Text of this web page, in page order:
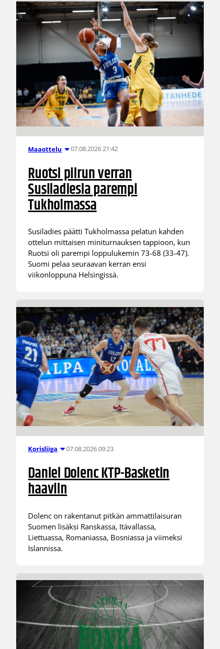
Maaottelu 07.08.2026 21:42
Ruotsi piirun verran
Susiladiesia parempi
Tukholmassa
Susiladies päätti Tukholmassa pelatun kahden
ottelun mittaisen miniturnauksen tappioon, kun
Ruotsi oli parempi loppulukemin 73-68 (33-47).
Suomi pelaa seuraavan kerran ensi
viikonloppuna Helsingissä.
Korisliiga 07.08.2026 09:23
Daniel Dolenc KTP-Basketin
haaviin
Dolenc on rakentanut pitkän ammattilaisuran
Suomen lisäksi Ranskassa, Itävallassa,
Liettuassa, Romaniassa, Bosniassa ja viimeksi
Islannissa.